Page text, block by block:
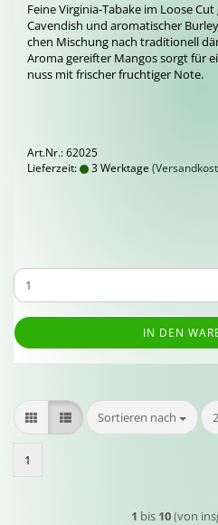
Feine Virginia-​Tabake im Loose
Ca­ven­dish und aro­ma­ti­scher
chen Mi­schung nach tra­di­tio­nell
Aroma ge­reif­ter Man­gos sorgt für
nuss mit fri­scher fruch­ti­ger Note.
Art.Nr.: 62025
Lieferzeit:
3 Werktage
IN DEN
Sortieren nach
Sortieren nach
1
1 bis 10(von